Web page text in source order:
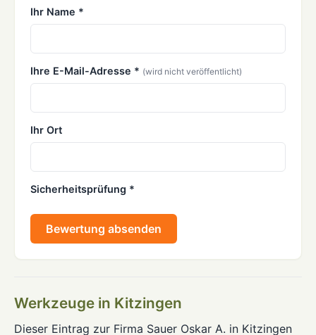
Ihr Name *
Ihre E-Mail-Adresse * (wird nicht veröffentlicht)
Ihr Ort
Sicherheitsprüfung *
Bewertung absenden
Werkzeuge in Kitzingen
Dieser Eintrag zur Firma Sauer Oskar A. in Kitzingen